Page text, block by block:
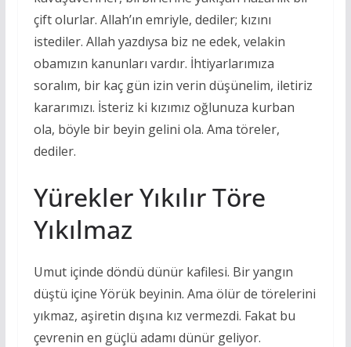
çift olurlar. Allah’ın emriyle, dediler; kızını
istediler. Allah yazdıysa biz ne edek, velakin
obamızın kanunları vardır. İhtiyarlarımıza
soralım, bir kaç gün izin verin düşünelim, iletiriz
kararımızı. İsteriz ki kızımız oğlunuza kurban
ola, böyle bir beyin gelini ola. Ama töreler,
dediler.
Yürekler Yıkılır Töre
Yıkılmaz
Umut içinde döndü dünür kafilesi. Bir yangın
düştü içine Yörük beyinin. Ama ölür de törelerini
yıkmaz, aşiretin dışına kız vermezdi. Fakat bu
çevrenin en güçlü adamı dünür geliyor.